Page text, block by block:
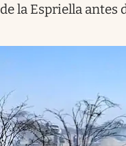
de la Espriella antes